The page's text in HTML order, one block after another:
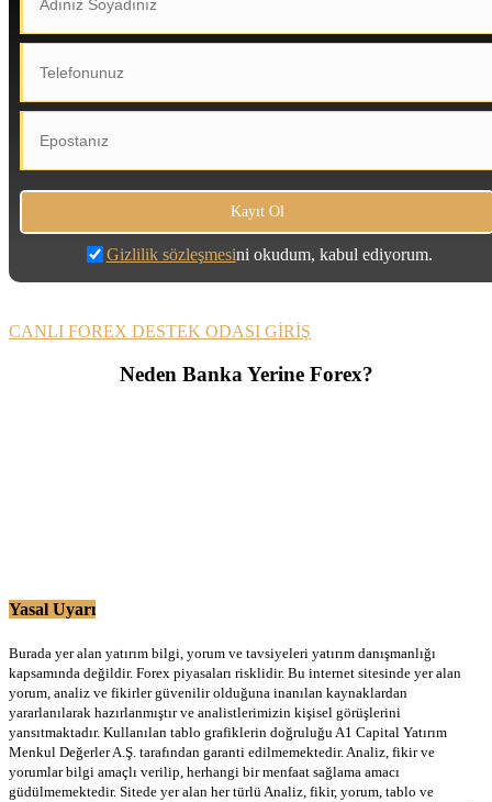
Gizlilik sözleşmesini okudum, kabul ediyorum.
CANLI FOREX DESTEK ODASI GİRİŞ
Neden Banka Yerine Forex?
Yasal Uyarı
Burada yer alan yatırım bilgi, yorum ve tavsiyeleri yatırım danışmanlığı
kapsamında değildir. Forex piyasaları risklidir. Bu internet sitesinde yer alan
yorum, analiz ve fikirler güvenilir olduğuna inanılan kaynaklardan
yararlanılarak hazırlanmıştır ve analistlerimizin kişisel görüşlerini
yansıtmaktadır. Kullanılan tablo grafiklerin doğruluğu A1 Capital Yatırım
Menkul Değerler A.Ş. tarafından garanti edilmemektedir. Analiz, fikir ve
yorumlar bilgi amaçlı verilip, herhangi bir menfaat sağlama amacı
güdülmemektedir. Sitede yer alan her türlü Analiz, fikir, yorum, tablo ve